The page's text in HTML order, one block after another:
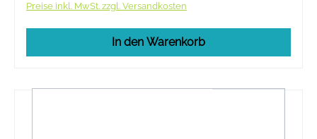
Preise inkl. MwSt. zzgl. Versandkosten
In den Warenkorb